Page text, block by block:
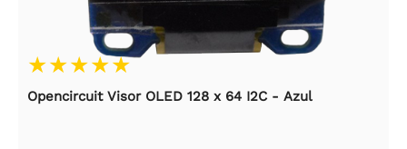
Opencircuit Visor OLED 128 x 64 I2C - Azul